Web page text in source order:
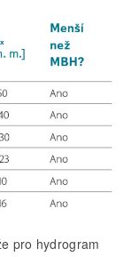
pro hydrogram